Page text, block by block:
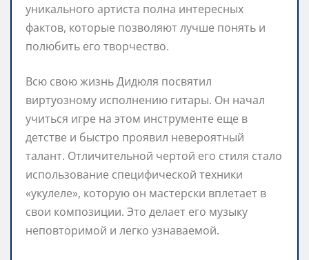
уникального артиста полна интересных
фактов, которые позволяют лучше понять и
полюбить его творчество.
Всю свою жизнь Дидюля посвятил
виртуозному исполнению гитары. Он начал
учиться игре на этом инструменте еще в
детстве и быстро проявил невероятный
талант. Отличительной чертой его стиля стало
использование специфической техники
«укулеле», которую он мастерски вплетает в
свои композиции. Это делает его музыку
неповторимой и легко узнаваемой.